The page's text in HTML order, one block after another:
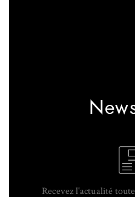
Recevez l'actualité